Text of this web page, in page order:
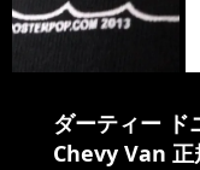
ダーティー
Chevy Van 正